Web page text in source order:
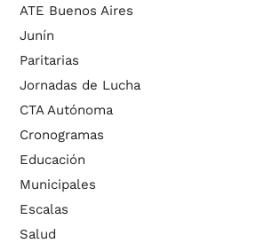
ATE Buenos Aires
Junín
Paritarias
Jornadas de Lucha
CTA Autónoma
Cronogramas
Educación
Municipales
Escalas
Salud